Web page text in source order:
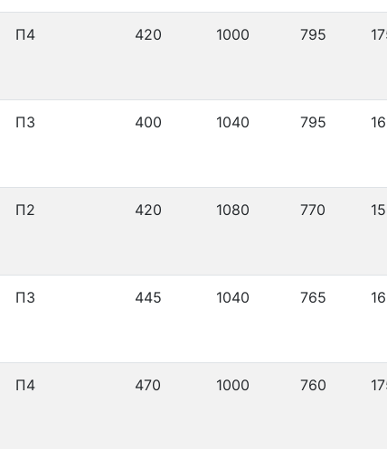
П4 420 1000 795
П3 400 1040 795
П2 420 1080 770
П3 445 1040 765
П4 470 1000 760